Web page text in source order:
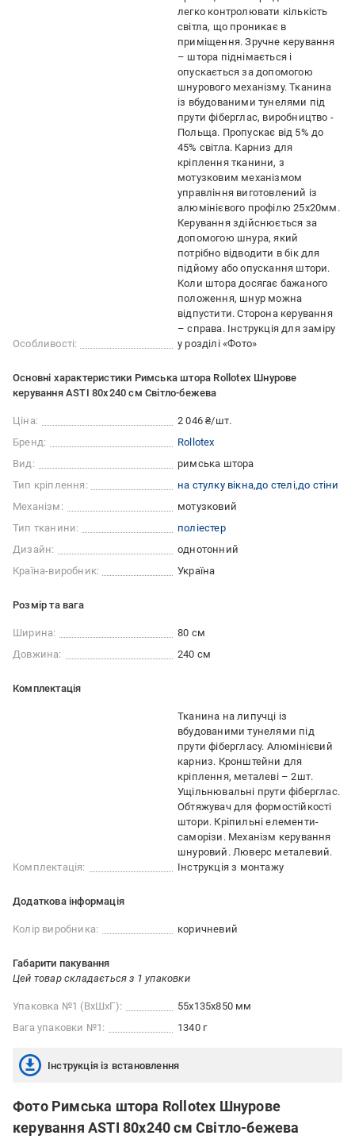
Особливості:
легко контролювати кількість
світла, що проникає в
приміщення. Зручне керування
– штора піднімається і
опускається за допомогою
шнурового механізму. Тканина
із вбудованими тунелями під
прути фіберглас, виробництво -
Польща. Пропускає від 5% до
45% світла. Карниз для
кріплення тканини, з
мотузковим механізмом
управління виготовлений із
алюмінієвого профілю 25х20мм.
Керування здійснюється за
допомогою шнура, який
потрібно відводити в бік для
підйому або опускання штори.
Коли штора досягає бажаного
положення, шнур можна
відпустити. Сторона керування
– справа. Інструкція для заміру
у розділі «Фото»
Основні характеристики Римська штора Rollotex Шнурове
керування ASTI 80x240 см Світло-бежева
Ціна:
2 046 ₴/шт.
Бренд:
Rollotex
Вид:
римська штора
Тип кріплення:
на стулку вікна до стелі до стіни
Механізм:
мотузковий
Тип тканини:
поліестер
Дизайн:
однотонний
Країна-виробник:
Україна
Розмір та вага
Ширина:
80 см
Довжина:
240 см
Комплектація
Комплектація:
Тканина на липучці із
вбудованими тунелями під
прути фібергласу. Алюмінієвий
карниз. Кронштейни для
кріплення, металеві – 2шт.
Ущільнювальні прути фіберглас.
Обтяжувач для формостійкості
штори. Кріпильні елементи-
саморізи. Механізм керування
шнуровий. Люверс металевий.
Інструкція з монтажу
Додаткова інформація
Колір виробника: коричневий
Габарити пакування
Цей товар складається з 1 упаковки
Упаковка №1 (ВхШхГ):
55x135x850 мм
Вага упаковки №1:
1340 г
Інструкція із встановлення
Фото Римська штора Rollotex Шнурове
керування ASTI 80x240 см Світло-бежева